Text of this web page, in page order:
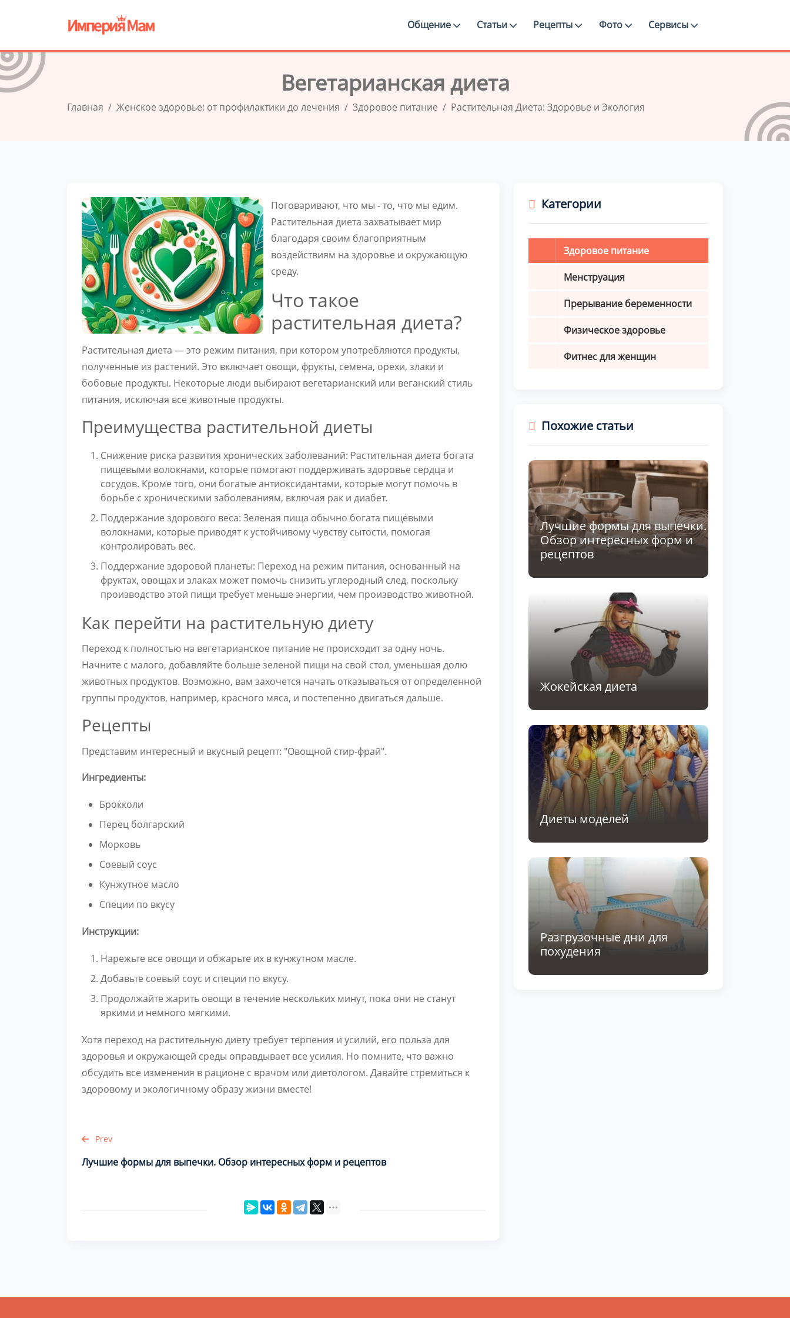
Общение Статьи Рецепты Фото Сервисы
Вегетарианская диета
Главная Женское здоровье: от профилактики до лечения Здоровое питание Растительная Диета: Здоровье и Экология
Поговаривают, что мы - то, что мы едим.
Растительная диета захватывает мир
благодаря своим благоприятным
воздействиям на здоровье и окружающую
среду.
Что такое
растительная диета?
Растительная диета — это режим питания, при котором употребляются продукты,
полученные из растений. Это включает овощи, фрукты, семена, орехи, злаки и
бобовые продукты. Некоторые люди выбирают вегетарианский или веганский стиль
питания, исключая все животные продукты.
Преимущества растительной диеты
Снижение риска развития хронических заболеваний: Растительная диета богата
пищевыми волокнами, которые помогают поддерживать здоровье сердца и
сосудов. Кроме того, они богатые антиоксидантами, которые могут помочь в
борьбе с хроническими заболеваниям, включая рак и диабет.
Поддержание здорового веса: Зеленая пища обычно богата пищевыми
волокнами, которые приводят к устойчивому чувству сытости, помогая
контролировать вес.
Поддержание здоровой планеты: Переход на режим питания, основанный на
фруктах, овощах и злаках может помочь снизить углеродный след, поскольку
производство этой пищи требует меньше энергии, чем производство животной.
Как перейти на растительную диету
Переход к полностью на вегетарианское питание не происходит за одну ночь.
Начните с малого, добавляйте больше зеленой пищи на свой стол, уменьшая долю
животных продуктов. Возможно, вам захочется начать отказываться от определенной
группы продуктов, например, красного мяса, и постепенно двигаться дальше.
Рецепты
Представим интересный и вкусный рецепт: "Овощной стир-фрай".
Ингредиенты:
Брокколи
Перец болгарский
Морковь
Соевый соус
Кунжутное масло
Специи по вкусу
Инструкции:
Нарежьте все овощи и обжарьте их в кунжутном масле.
Добавьте соевый соус и специи по вкусу.
Продолжайте жарить овощи в течение нескольких минут, пока они не станут
яркими и немного мягкими.
Хотя переход на растительную диету требует терпения и усилий, его польза для
здоровья и окружающей среды оправдывает все усилия. Но помните, что важно
обсудить все изменения в рационе с врачом или диетологом. Давайте стремиться к
здоровому и экологичному образу жизни вместе!
Prev
Лучшие формы для выпечки. Обзор интересных форм и рецептов
Категории
Здоровое питание
Менструация
Прерывание беременности
Физическое здоровье
Фитнес для женщин
Похожие статьи
Лучшие формы для выпечки.
Обзор интересных форм и
рецептов
Жокейская диета
Диеты моделей
Разгрузочные дни для
похудения